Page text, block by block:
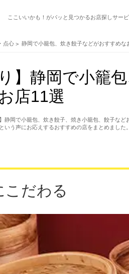
ここいいかも！がパッと見つかるお店探しサービ
点心 静岡で小籠包、炊き餃子などがおすすめな
】静岡で小籠
店11選
静岡で小籠包、炊き餃子、焼き小籠包、餃子な
いう声にお応えするおすすめの店をまとめました。
こだわる